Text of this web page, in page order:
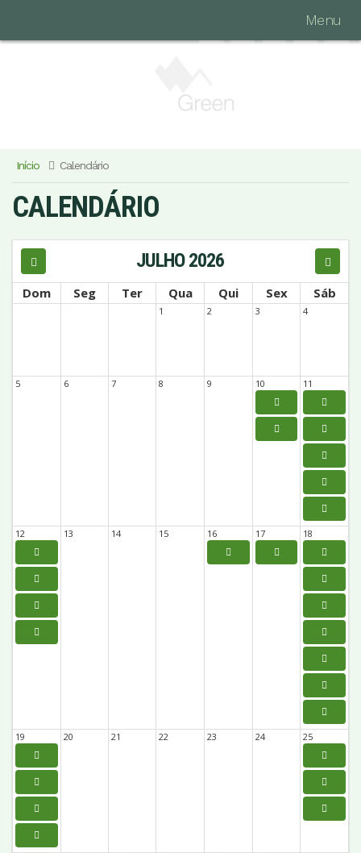
Menu
Início Calendário
CALENDÁRIO
JULHO 2026
Dom Seg Ter Qua Qui Sex Sáb
1 2 3 4
5 6 7 8 9 10 11
12 13 14 15 16 17 18
19 20 21 22 23 24 25